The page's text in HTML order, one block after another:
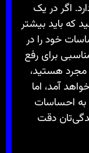
اگر در یک
که باید بیشتر
خود را در
برای رفع
مجرد هستید،
آمد، اما
به احساسات
دقت